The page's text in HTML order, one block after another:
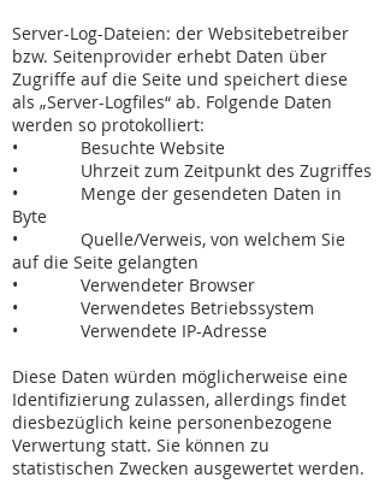
Server-Log-Dateien: der Websitebetreiber
bzw. Seitenprovider erhebt Daten über
Zugriffe auf die Seite und speichert diese
als „Server-Logfiles“ ab. Folgende Daten
werden so protokolliert:
• Besuchte Website
• Uhrzeit zum Zeitpunkt des Zugriffes
• Menge der gesendeten Daten in
Byte
• Quelle/Verweis, von welchem Sie
auf die Seite gelangten
• Verwendeter Browser
• Verwendetes Betriebssystem
• Verwendete IP-Adresse
Diese Daten würden möglicherweise eine
Identifizierung zulassen, allerdings findet
diesbezüglich keine personenbezogene
Verwertung statt. Sie können zu
statistischen Zwecken ausgewertet werden.